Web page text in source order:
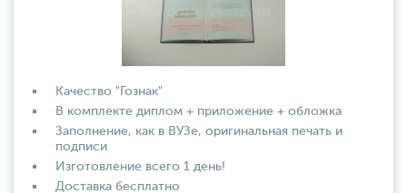
Качество "Гознак"
В комплекте диплом + приложение + обложка
Заполнение, как в ВУЗе, оригинальная печать и
подписи
Изготовление всего 1 день!
Доставка бесплатно